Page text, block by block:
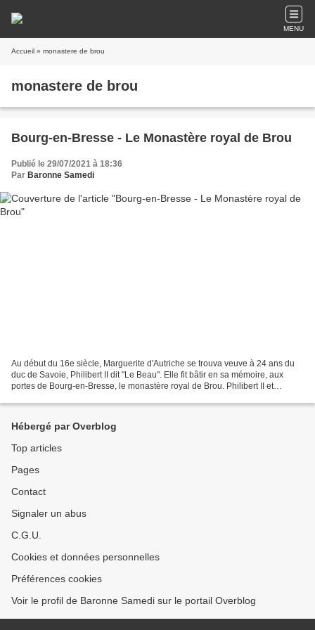
MENU
Accueil » monastere de brou
monastere de brou
Bourg-en-Bresse - Le Monastère royal de Brou
Publié le 29/07/2021 à 18:36
Par Baronne Samedi
Au début du 16e siècle, Marguerite d'Autriche se trouva veuve à 24 ans du
duc de Savoie, Philibert II dit "Le Beau". Elle fit bâtir en sa mémoire, aux
portes de Bourg-en-Bresse, le monastère royal de Brou. Philibert II et
Hébergé par Overblog
Top articles
Pages
Contact
Signaler un abus
C.G.U.
Cookies et données personnelles
Préférences cookies
Voir le profil de Baronne Samedi sur le portail Overblog